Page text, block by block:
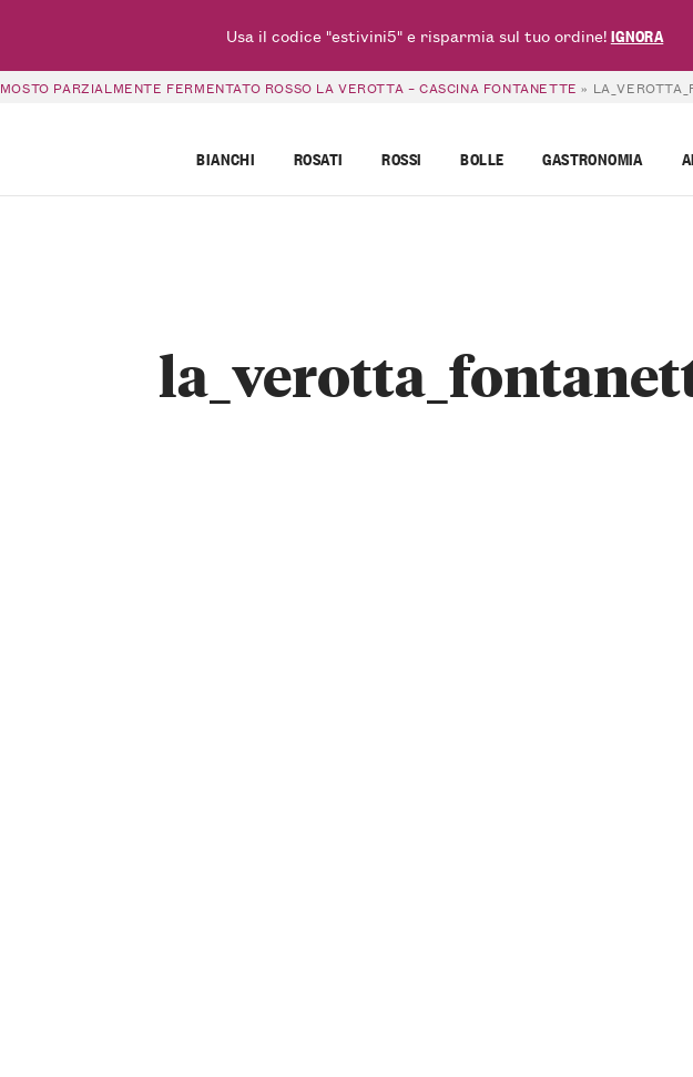
MOSTO PARZIALMENTE FERMENTATO ROSSO LA VEROTTA – CASCINA FONTANETTE »
BIANCHI ROSATI ROSSI BOLLE GASTRONOMIA
Usa il codice "estivini5" e risparmia sul tuo ordine!IGNORA